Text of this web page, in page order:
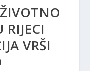
RIJECI
VRŠI